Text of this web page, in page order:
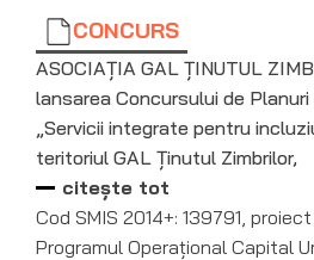
CONCURS
ASOCIAȚIA GAL ȚINUTUL
lansarea Concursului de
„Servicii integrate pentru
teritoriul GAL Ținutul Zimbrilor,
citește tot
Cod SMIS 2014+: 139791,
Programul Operațional Capital